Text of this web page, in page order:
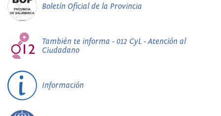
Boletín Oficial de la Provincia
También te informa - 012 CyL - Atención al
Ciudadano
Información